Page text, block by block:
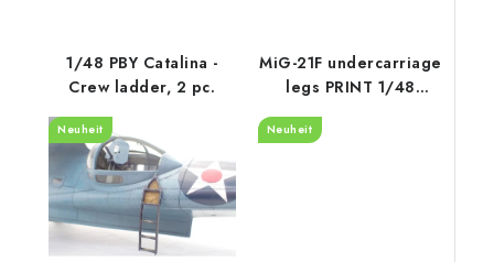
1/48 PBY Catalina -
Crew ladder, 2 pc.
Neuheit
MiG-21F undercarriage
legs PRINT 1/48
recommended for
EDUARD
Neuheit